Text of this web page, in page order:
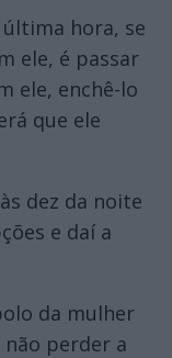
hora, se
ele, é passar
ele, enchê-lo
que ele
dez da noite
e daí a
da mulher
perder a